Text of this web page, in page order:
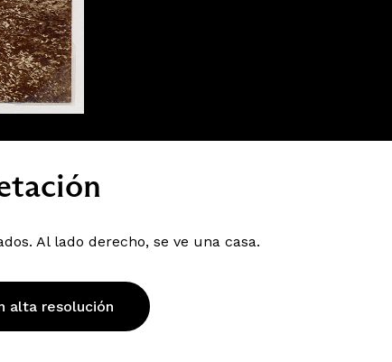
Al lado derecho, se ve una casa.
alta resolución